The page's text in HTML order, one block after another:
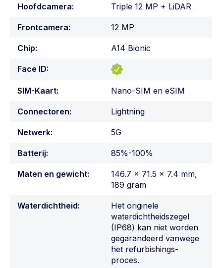
Hoofdcamera: Triple 12 MP + LiDAR
Frontcamera: 12 MP
Chip: A14 Bionic
Face ID:
SIM-Kaart: Nano-SIM en eSIM
Connectoren: Lightning
Netwerk: 5G
Batterij: 85%-100%
Maten en gewicht:
146.7 x 71.5 x 7.4 mm,
189 gram
Waterdichtheid:
Het originele
waterdichtheidszegel
(IP68) kan niet worden
gegarandeerd vanwege
het refurbishings-
proces.